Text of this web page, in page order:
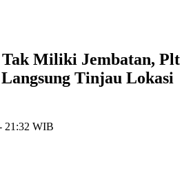
Tak Miliki Jembatan, Plt
Tinjau Lokasi
21:32 WIB